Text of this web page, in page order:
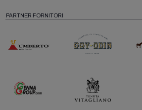
PARTNER FORNITORI